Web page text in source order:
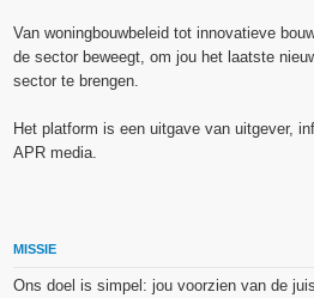
Van woningbouwbeleid tot innovatieve
de sector beweegt, om jou het laatste
sector te brengen.
Het platform is een uitgave van uitgever,
APR media.
MISSIE
Ons doel is simpel: jou voorzien van de